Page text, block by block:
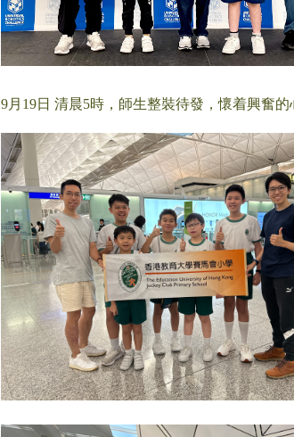
9月19日 清晨5時，師生整裝待發，懷着興奮的